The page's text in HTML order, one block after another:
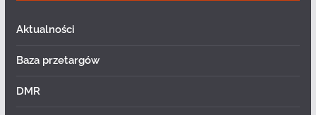
Aktualności
Baza przetargów
DMR